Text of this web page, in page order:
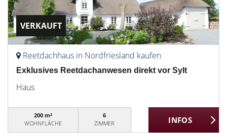
VERKAUFT
Reetdachhaus in Nordfriesland kaufen
Exklusives Reetdachanwesen direkt vor Sylt
Haus
200 m²
WOHNFLÄCHE
6
ZIMMER